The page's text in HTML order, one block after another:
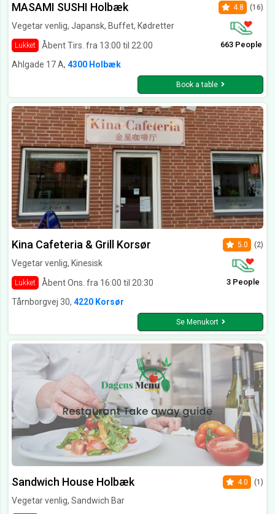
MASAMI SUSHI Holbæk
Vegetar venlig, Japansk, Buffet, Kødretter
Lukket Åbent Tirs. fra 13:00 til 22:00
4.8 (16)
663 People
Ahlgade 17 A, 4300 Holbæk
Book a table
Kina Cafeteria & Grill Korsør
Vegetar venlig, Kinesisk
Lukket Åbent Ons. fra 16:00 til 20:30
5.0 (2)
3 People
Tårnborgvej 30, 4220 Korsør
Se Menukort
Sandwich House Holbæk
Vegetar venlig, Sandwich Bar
4.0 (1)